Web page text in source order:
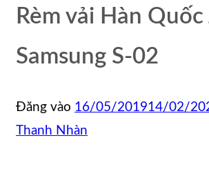
Rèm vải Hàn
Samsung S-02
Đăng vào 16/05/201914/02/
Thanh Nhàn